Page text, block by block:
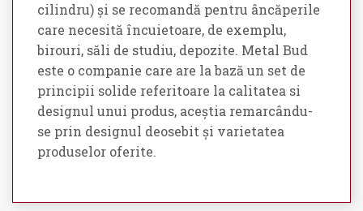
cilindru) și se recomandă pentru âncăperile
care necesită încuietoare, de exemplu,
birouri, săli de studiu, depozite. Metal Bud
este o companie care are la bază un set de
principii solide referitoare la calitatea si
designul unui produs, aceștia remarcându-
se prin designul deosebit și varietatea
produselor oferite.